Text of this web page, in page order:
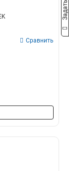
Сравнить